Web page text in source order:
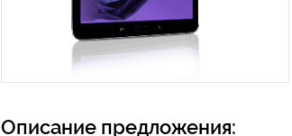
Описание предложения: